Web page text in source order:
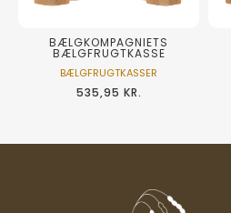
BÆLGKOMPAGNIETS
BÆLGFRUGTKASSE
BÆLGFRUGTKASSER
535,95 KR.